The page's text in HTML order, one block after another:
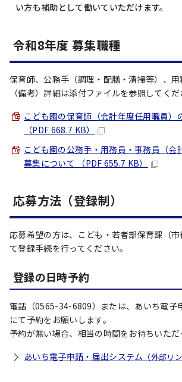
い方も補助として働いていただけます。
令和8年度 募集職種
保育師、公務手（調理・配膳・清掃等）、
（備考）詳細は添付ファイルを参照してく
こども園の保育師（会計年度任用職員）
（PDF 668.7 KB）
こども園の公務手・用務員・事務員（会
募集について （PDF 655.7 KB）
応募方法（登録制）
応募希望の方は、こども・若者部保育課（
て登録手続を行ってください。
登録の日時予約
電話（0565-34-6809）または、あいち電子
にて予約をお願いします。
予約が無い場合、相当の時間をお待ちいただ
あいち電子申請・届出システム （外部リ